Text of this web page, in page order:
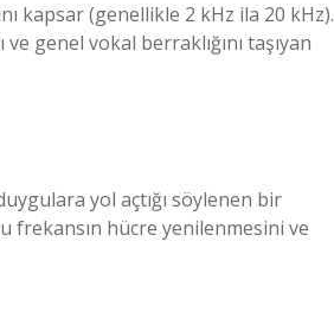
kapsar (genellikle 2 kHz ila 20 kHz).
genel vokal berraklığını taşıyan
yol açtığı söylenen bir
frekansın hücre yenilenmesini ve